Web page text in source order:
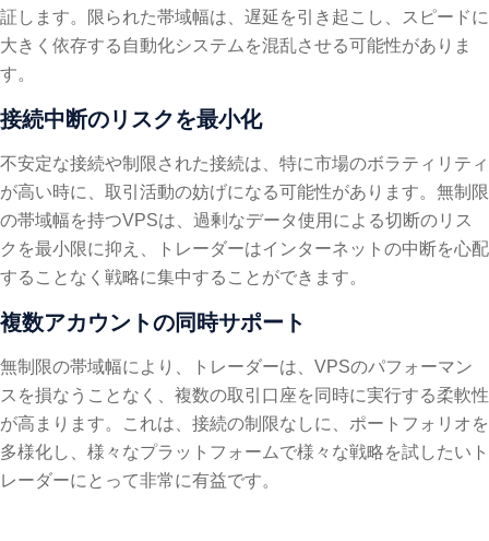
証します。限られた帯域幅は、遅延を引き起こし、スピードに
大きく依存する自動化システムを混乱させる可能性がありま
す。
接続中断のリスクを最小化
不安定な接続や制限された接続は、特に市場のボラティリティ
が高い時に、取引活動の妨げになる可能性があります。無制限
の帯域幅を持つVPSは、過剰なデータ使用による切断のリス
クを最小限に抑え、トレーダーはインターネットの中断を心配
することなく戦略に集中することができます。
複数アカウントの同時サポート
無制限の帯域幅により、トレーダーは、VPSのパフォーマン
スを損なうことなく、複数の取引口座を同時に実行する柔軟性
が高まります。これは、接続の制限なしに、ポートフォリオを
多様化し、様々なプラットフォームで様々な戦略を試したいト
レーダーにとって非常に有益です。